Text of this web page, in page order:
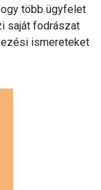
több ügyfelet
saját fodrászat
ismereteket